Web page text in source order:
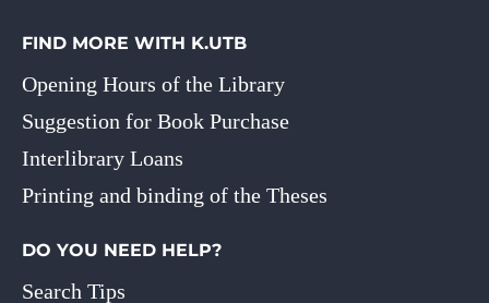
FIND MORE WITH K.UTB
Opening Hours of the Library
Suggestion for Book Purchase
Interlibrary Loans
Printing and binding of the Theses
DO YOU NEED HELP?
Search Tips